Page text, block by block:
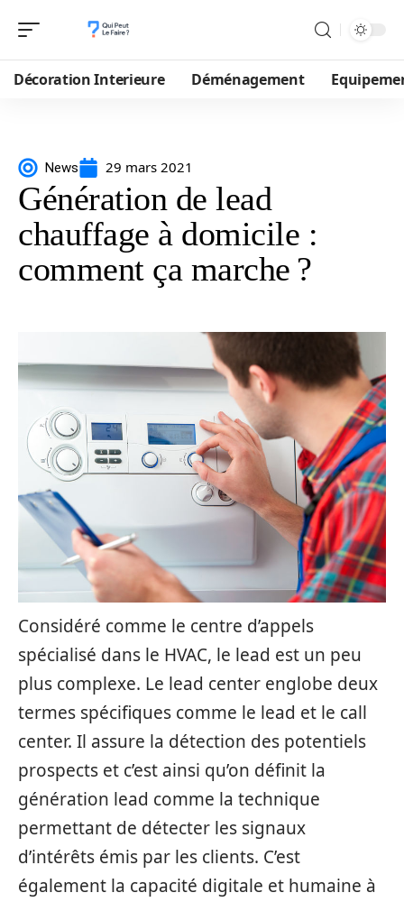
Décoration Interieure Déménagement
News 29 mars 2021
Génération de lead
chauffage à domicile :
comment ça marche ?
Considéré comme le centre d’appels
spécialisé dans le HVAC, le lead est un peu
plus complexe. Le lead center englobe deux
termes spécifiques comme le lead et le call
center. Il assure la détection des potentiels
prospects et c’est ainsi qu’on définit la
génération lead comme la technique
permettant de détecter les signaux
d’intérêts émis par les clients. C’est
également la capacité digitale et humaine à